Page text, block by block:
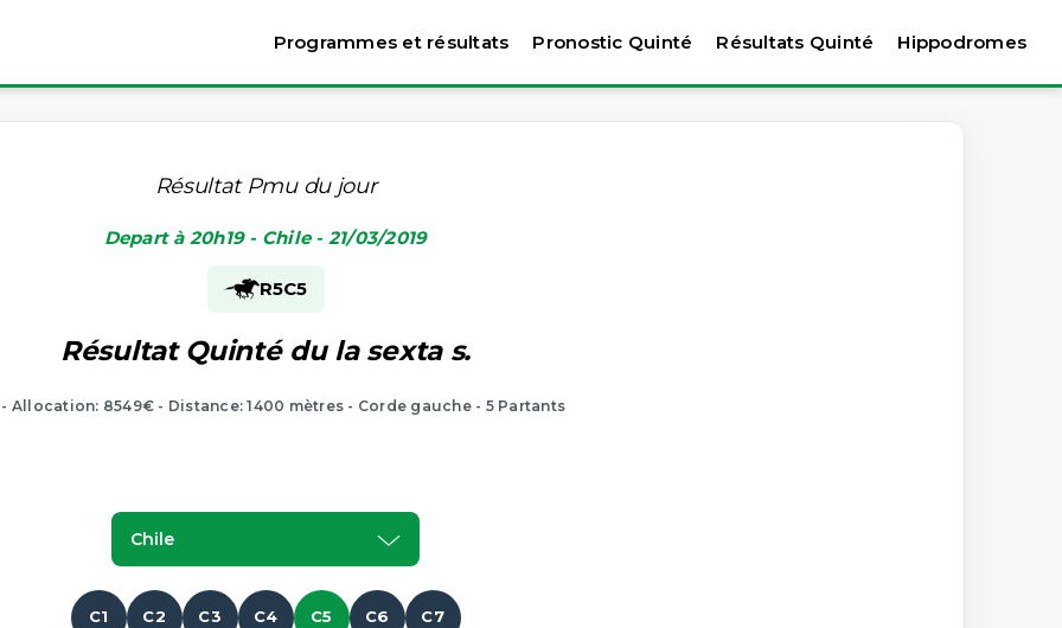
Programmes et résultats Pronostic Quinté Résultats Quinté Hippodromes
Résultat Pmu du jour
Depart à 20h19 - Chile - 21/03/2019
R5C5
Résultat Quinté du la sexta s.
Allocation: 8549€ - Distance: 1400 mètres - Corde gauche - 5 Partants
Chile
C1 C2 C3 C4 C5 C6 C7